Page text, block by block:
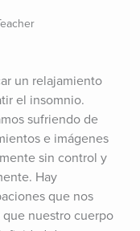
un relajamiento
el insomnio.
sufriendo de
e imágenes
sin control y
Hay
que nos
nuestro cuerpo